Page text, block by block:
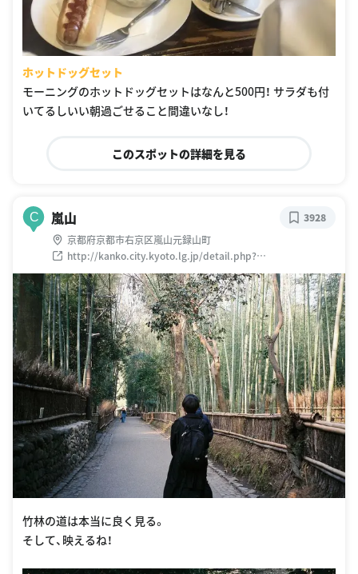
ホットドッグセット
モーニングのホットドッグセットはなんと500円！ サラダも付
いてるしいい朝過ごせること間違いなし！
このスポットの詳細を見る
C 嵐山
京都府京都市右京区嵐山元録山町
http://kanko.city.kyoto.lg.jp/detail.php?
InforKindCode=4&ManageCode=6000002
3928
竹林の道は本当に良く見る。
そして、映えるね！